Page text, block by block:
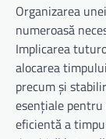
Organizarea
numeroasă
Implicarea
alocarea
precum și
esențiale pentru
eficientă a